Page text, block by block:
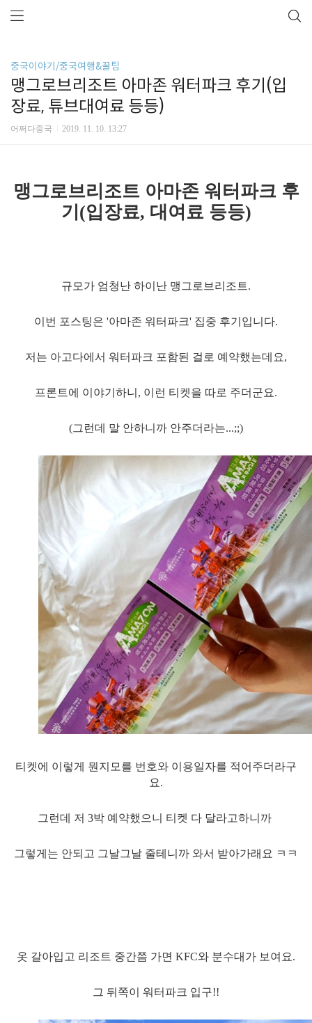
중국이야기/중국여행&꿀팁
맹그로브리조트 아마존 워터파크 후기(입
장료, 튜브대여료 등등)
어쩌다중국 2019. 11. 10. 13:27
맹그로브리조트 아마존 워터파크 후
기(입장료, 대여료 등등)
규모가 엄청난 하이난 맹그로브리조트.
이번 포스팅은 '아마존 워터파크' 집중 후기입니다.
저는 아고다에서 워터파크 포함된 걸로 예약했는데요,
프론트에 이야기하니, 이런 티켓을 따로 주더군요.
(그런데 말 안하니까 안주더라는...;;)
티켓에 이렇게 뭔지모를 번호와 이용일자를 적어주더라구
요.
그런데 저 3박 예약했으니 티켓 다 달라고하니까
그렇게는 안되고 그날그날 줄테니까 와서 받아가래요 ㅋㅋ
옷 갈아입고 리조트 중간쯤 가면 KFC와 분수대가 보여요.
그 뒤쪽이 워터파크 입구!!